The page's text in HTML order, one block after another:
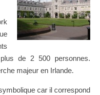
de 2 500 personnes.
majeur en Irlande.
car il correspond